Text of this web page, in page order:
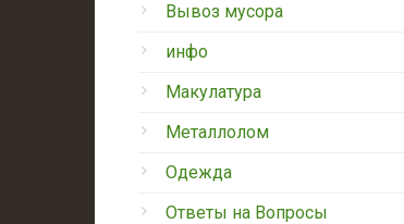
Вывоз мусора
инфо
Макулатура
Металлолом
Одежда
Ответы на Вопросы